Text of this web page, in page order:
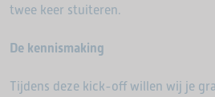
twee keer stuiteren.
De kennismaking
Tijdens deze kick-off willen wij je